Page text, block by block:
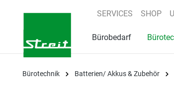
Zur Hauptnavigation springen
SERVICES SHOP
Bürobedarf
Bürotechnik Batterien/ Akkus & Zubehör